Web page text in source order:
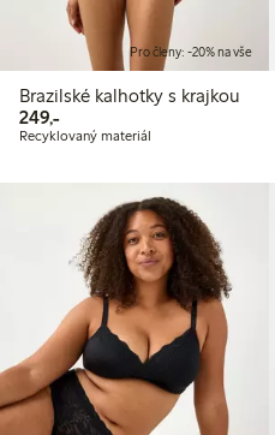
Pro členy: -20% na vše
Brazilské kalhotky s krajkou
249,-249,00 Kč
Recyklovaný materiál